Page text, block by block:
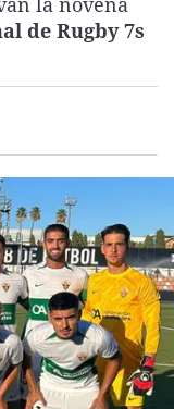
La rosa de los vientos
Como el perro y el
Caso
Equipo de
Extremadura
La Rioja
Virales
Elecciones
de Rugby 7s